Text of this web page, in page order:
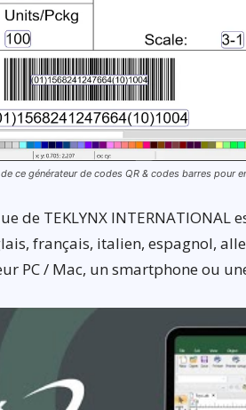
ce générateur de codes QR & codes barres pour
de TEKLYNX
français, italien, espagnol,
PC / Mac, un smartphone ou